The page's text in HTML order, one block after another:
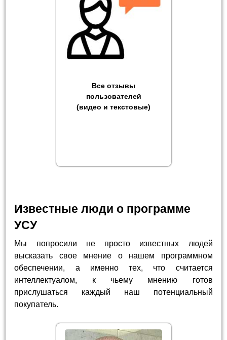
Все отзывы
пользователей
(видео и текстовые)
Известные люди о программе
УСУ
Мы попросили не просто известных людей
высказать свое мнение о нашем программном
обеспечении, а именно тех, что считается
интеллектуалом, к чьему мнению готов
прислушаться каждый наш потенциальный
покупатель.